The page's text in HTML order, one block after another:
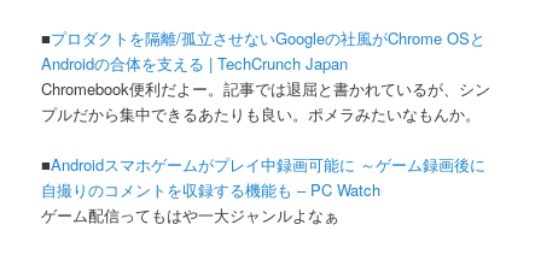
■プロダクトを隔離/孤立させないGoogleの社風がChrome OSと
Androidの合体を支える | TechCrunch Japan
Chromebook便利だよー。記事では退屈と書かれているが、シン
プルだから集中できるあたりも良い。ポメラみたいなもんか。
■Androidスマホゲームがプレイ中録画可能に ～ゲーム録画後に
自撮りのコメントを収録する機能も – PC Watch
ゲーム配信ってもはや一大ジャンルよなぁ